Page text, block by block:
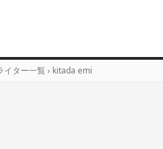
イター一覧 › kitada emi